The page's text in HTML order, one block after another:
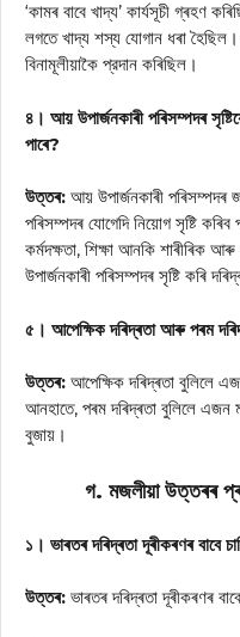
‘কামৰ বাবে খাদ্য’ কাৰ্যসূচী গ্ৰহণ
লগতে খাদ্য শস্য যোগান ধৰা
বিনামূলীয়াকৈ প্রদান কৰিছিল।
৪। আয় উপার্জনকাৰী পৰিসম্পদৰ
পাৰে?
উত্তৰ: আয় উপার্জনকাৰী পৰিসম্পদৰ
পৰিসম্পদৰ যোগেদি নিয়োগ সৃষ্টি
কর্মদক্ষতা, শিক্ষা আনকি শাৰীৰিক
উপার্জনকাৰী পৰিসম্পদৰ সৃষ্টি কৰি
৫। আপেক্ষিক দৰিদ্ৰতা আৰু পৰম
উত্তৰ: আপেক্ষিক দৰিদ্ৰতা বুলিলে
আনহাতে, পৰম দৰিদ্ৰতা বুলিলে
বুজায়।
গ. মজলীয়া উত্তৰৰ
১। ভাৰতৰ দৰিদ্ৰতা দূৰীকৰণৰ বাবে
উত্তৰ: ভাৰতৰ দৰিদ্ৰতা দূৰীকৰণৰ